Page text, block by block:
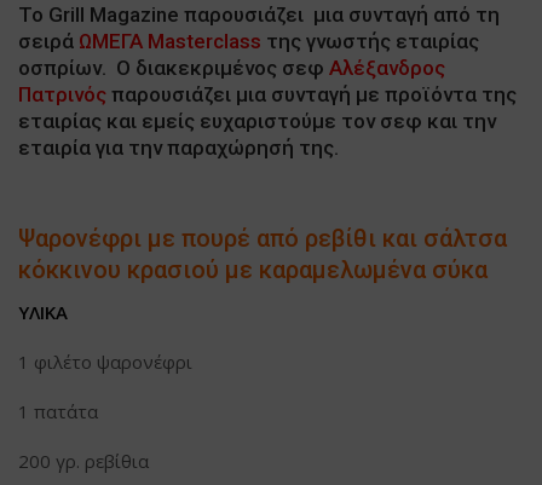
Το Grill Magazine παρουσιάζει μια συνταγή από τη
σειρά ΩΜΕΓΑ Masterclass της γνωστής εταιρίας
οσπρίων. Ο διακεκριμένος σεφ Αλέξανδρος
Πατρινός παρουσιάζει μια συνταγή με προϊόντα της
εταιρίας και εμείς ευχαριστούμε τον σεφ και την
εταιρία για την παραχώρησή της.
Ψαρονέφρι με πουρέ από ρεβίθι και σάλτσα
κόκκινου κρασιού με καραμελωμένα σύκα
ΥΛΙΚΑ
1 φιλέτο ψαρονέφρι
1 πατάτα
200 γρ. ρεβίθια